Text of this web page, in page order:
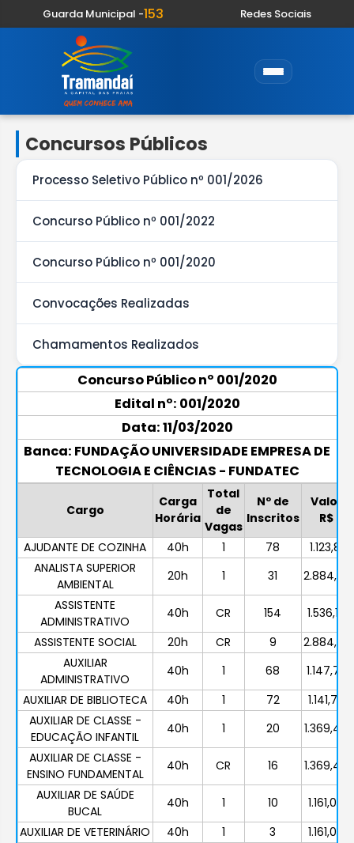
Guarda Municipal -153 Redes Sociais
Concursos Públicos
Processo Seletivo Público nº 001/2026
Concurso Público nº 001/2022
Concurso Público nº 001/2020
Convocações Realizadas
Chamamentos Realizados
Concurso Público nº 001/2020
Edital nº: 001/2020
Data: 11/03/2020
Banca: FUNDAÇÃO UNIVERSIDADE EMPRESA DE
TECNOLOGIA E CIÊNCIAS - FUNDATEC
Cargo
Carga
Horária
Total
de
Vagas
Nº de
Inscritos
Valor
R$
AJUDANTE DE COZINHA
40h 1 78
1.123,81
ANALISTA SUPERIOR
AMBIENTAL
20h 1 31
2.884,29
ASSISTENTE
ADMINISTRATIVO
40h CR 154
1.536,16
ASSISTENTE SOCIAL
20h CR 9
2.884,29
AUXILIAR
ADMINISTRATIVO
40h 1 68
1.147,72
AUXILIAR DE BIBLIOTECA
40h 1 72
1.141,74
AUXILIAR DE CLASSE -
EDUCAÇÃO INFANTIL
40h 1 20
1.369,44
AUXILIAR DE CLASSE -
ENSINO FUNDAMENTAL
40h CR 16
1.369,44
AUXILIAR DE SAÚDE
BUCAL
40h 1 10
1.161,04
AUXILIAR DE VETERINÁRIO
40h 1 3
1.161,04